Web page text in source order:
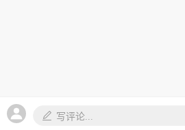
写评论...